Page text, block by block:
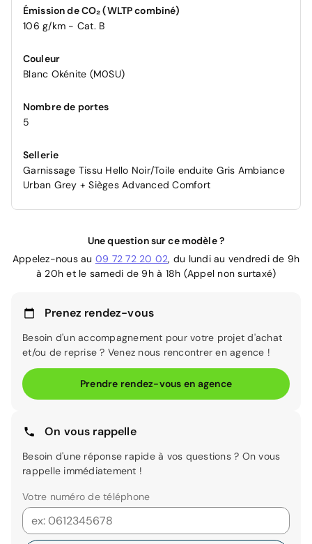
Émission de CO₂ (WLTP combiné)
106 g/km - Cat. B
Couleur
Blanc Okénite (M0SU)
Nombre de portes
5
Sellerie
Garnissage Tissu Hello Noir/Toile enduite Gris Ambiance
Urban Grey + Sièges Advanced Comfort
Une question sur ce modèle ?
Appelez-nous au 09 72 72 20 02, du lundi au vendredi de 9h
à 20h et le samedi de 9h à 18h (Appel non surtaxé)
Prenez rendez-vous
Besoin d'un accompagnement pour votre projet d'achat
et/ou de reprise ? Venez nous rencontrer en agence !
Prendre rendez-vous en agence
On vous rappelle
Besoin d'une réponse rapide à vos questions ? On vous
rappelle immédiatement !
Votre numéro de téléphone